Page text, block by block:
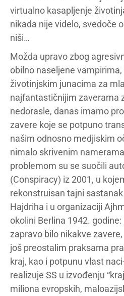
virtualno kasapljenje
nikada nije videlo, svedoče
niši…
Možda upravo zbog
obilno naseljene
životinjskim junacima za
najfantastičnijim zaverama
nedorasle, danas imamo
zavere koje se potpuno
našim odnosno medjiskim
nimalo skrivenim
problemom su se suočili
(Conspiracy) iz 2001, u
rekonstruisan tajni
Hajdriha i u organizaciji
okolini Berlina 1942.
zapravo bilo nikakve
još preostalim praksama
kraj, kao i potpunu vlast
realizuje SS u izvođenju
miliona evropskih,